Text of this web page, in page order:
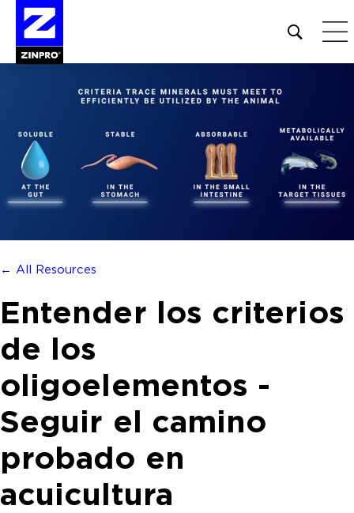
Open
site
search
← All Resources
Entender los criterios
de los
oligoelementos -
Seguir el camino
probado en
acuicultura